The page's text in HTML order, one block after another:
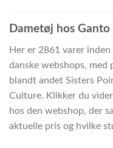
Dametøj hos Ganto
Her er 2861 varer
danske webshops,
blandt andet Sisters
Culture. Klikker du
hos den webshop, der
aktuelle pris og hvilke